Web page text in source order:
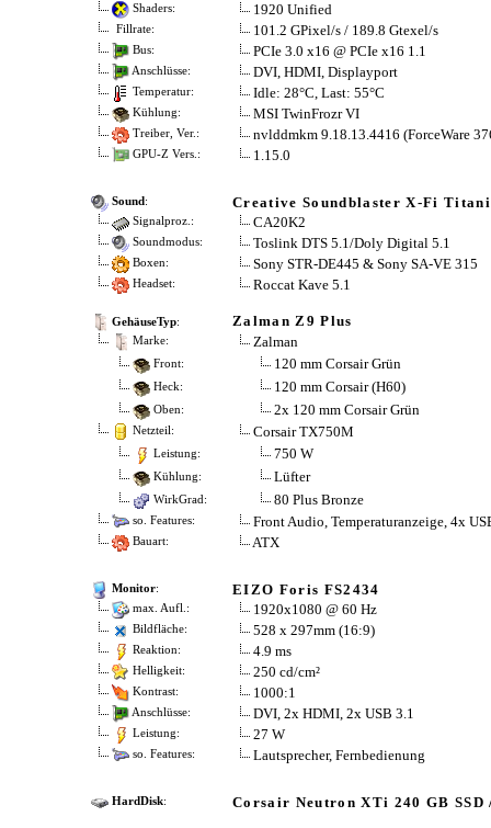
Shaders: 1920 Unified
Fillrate: 101.2 GPixel/s / 189.8 Gtexel/s
Bus: PCIe 3.0 x16 @ PCIe x16 1.1
Anschlüsse: DVI, HDMI, Displayport
Temperatur: Idle: 28°C, Last: 55°C
Kühlung: MSI TwinFrozr VI
Treiber, Ver.: nvlddmkm 9.18.13.4416 (ForceWare
GPU-Z Vers.: 1.15.0
Sound: Creative Soundblaster X-Fi
Signalproz.: CA20K2
Soundmodus: Toslink DTS 5.1/Doly Digital 5.1
Boxen: Sony STR-DE445 & Sony SA-VE 315
Headset: Roccat Kave 5.1
GehäuseTyp: Zalman Z9 Plus
Marke: Zalman
Front: 120 mm Corsair Grün
Heck: 120 mm Corsair (H60)
Oben: 2x 120 mm Corsair Grün
Netzteil: Corsair TX750M
Leistung: 750 W
Kühlung: Lüfter
WirkGrad: 80 Plus Bronze
so. Features: Front Audio, Temperaturanzeige, 4x
Bauart: ATX
Monitor: EIZO Foris FS2434
max. Aufl.: 1920x1080 @ 60 Hz
Bildfläche: 528 x 297mm (16:9)
Reaktion: 4.9 ms
Helligkeit: 250 cd/cm²
Kontrast: 1000:1
Anschlüsse: DVI, 2x HDMI, 2x USB 3.1
Leistung: 27 W
so. Features: Lautsprecher, Fernbedienung
HardDisk: Corsair Neutron XTi 240 GB SSD